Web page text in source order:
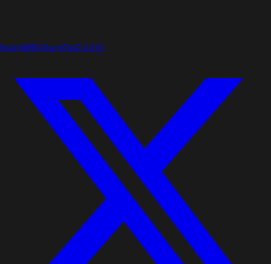
team@texturefast.com